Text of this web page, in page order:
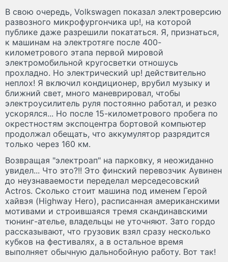
В свою очередь, Volkswagen показал электроверсию
развозного микрофургончика up!, на которой
публике даже разрешили покататься. Я, признаться,
к машинам на электротяге после 400-
километрового этапа первой мировой
электромобильной кругосветки отношусь
прохладно. Но электрический up! действительно
неплох! Я включил кондиционер, врубил музыку и
ближний свет, много маневрировал, чтобы
электроусилитель руля постоянно работал, и резко
ускорялся... Но после 15-километрового пробега по
окрестностям экспоцентра бортовой компьютер
продолжал обещать, что аккумулятор разрядится
только через 160 км.
Возвращая "электроап" на парковку, я неожиданно
увидел... Что это?!! Это финский перевозчик Аувинен
до неузнаваемости переделал мерседесовский
Actros. Сколько стоит машина под именем Герой
хайвэя (Highway Hero), расписанная американскими
мотивами и строившаяся тремя скандинавскими
тюнинг-ателье, владельцы не уточняют. Зато гордо
рассказывают, что грузовик взял сразу несколько
кубков на фестивалях, а в остальное время
выполняет обычную дальнобойную работу. Вот так!